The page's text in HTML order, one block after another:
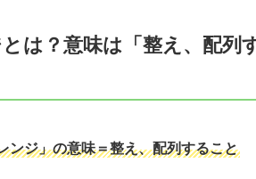
は？意味は「整え、配列
ンジ」の意味＝整え、配列すること